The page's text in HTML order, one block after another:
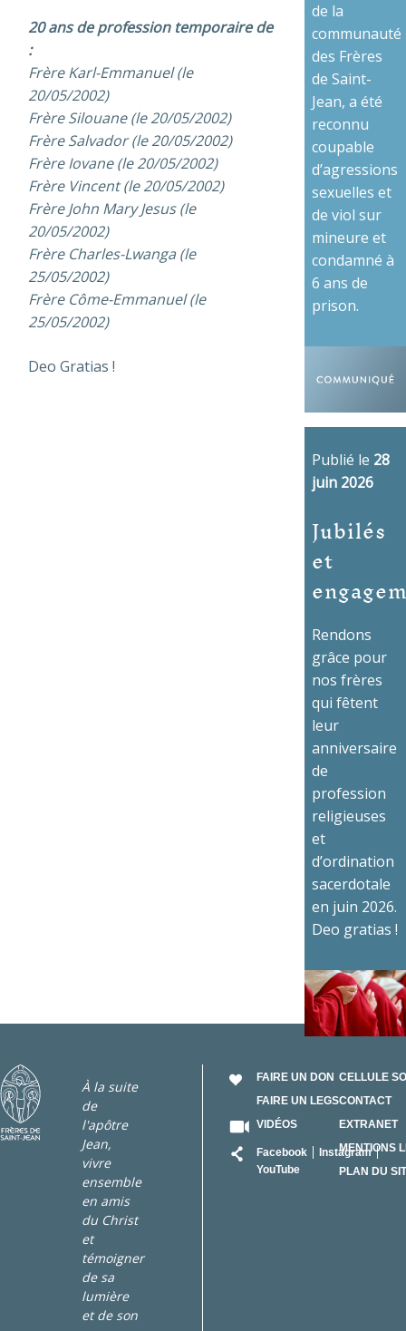
20 ans de profession temporaire de
:
Frère Karl-Emmanuel (le
20/05/2002)
Frère Silouane (le 20/05/2002)
Frère Salvador (le 20/05/2002)
Frère Iovane (le 20/05/2002)
Frère Vincent (le 20/05/2002)
Frère John Mary Jesus (le
20/05/2002)
Frère Charles-Lwanga (le
25/05/2002)
Frère Côme-Emmanuel (le
25/05/2002)
Deo Gratias !
de la
communauté
des Frères
de Saint-
Jean, a été
reconnu
coupable
d’agressions
sexuelles et
de viol sur
mineure et
condamné à
6 ans de
prison.
Publié le 28
juin 2026
Jubilés
et
Rendons
grâce pour
nos frères
qui fêtent
leur
anniversaire
de
profession
religieuses
et
d’ordination
sacerdotale
en juin 2026.
Deo gratias !
À la suite
de
l'apôtre
Jean,
vivre
ensemble
en amis
du Christ
et
témoigner
de sa
lumière
et de son
FAIRE UN DON
FAIRE UN LEGS
VIDÉOS
Facebook
Instagram
YouTube
CELLULE
CONTACT
EXTRANET
MENTIONS
PLAN DU